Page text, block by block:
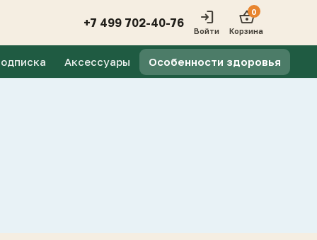
+7 499 702-40-76 login
Войти
shopping_basket0
Корзина
Аксессуары Особенности здоровья